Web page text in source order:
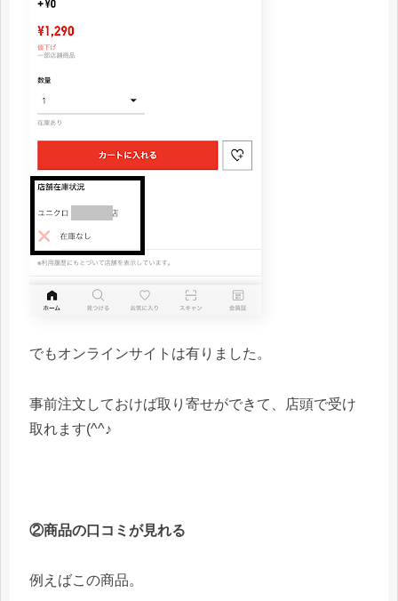
でもオンラインサイトは有りました。
事前注文しておけば取り寄せができて、店頭で受け
取れます(^^♪
②商品の口コミが見れる
例えばこの商品。